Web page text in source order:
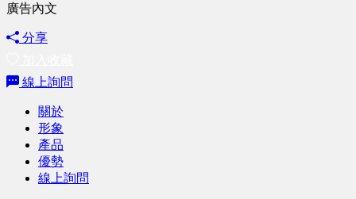
廣告內文
分享
線上詢問
關於
形象
產品
優勢
線上詢問